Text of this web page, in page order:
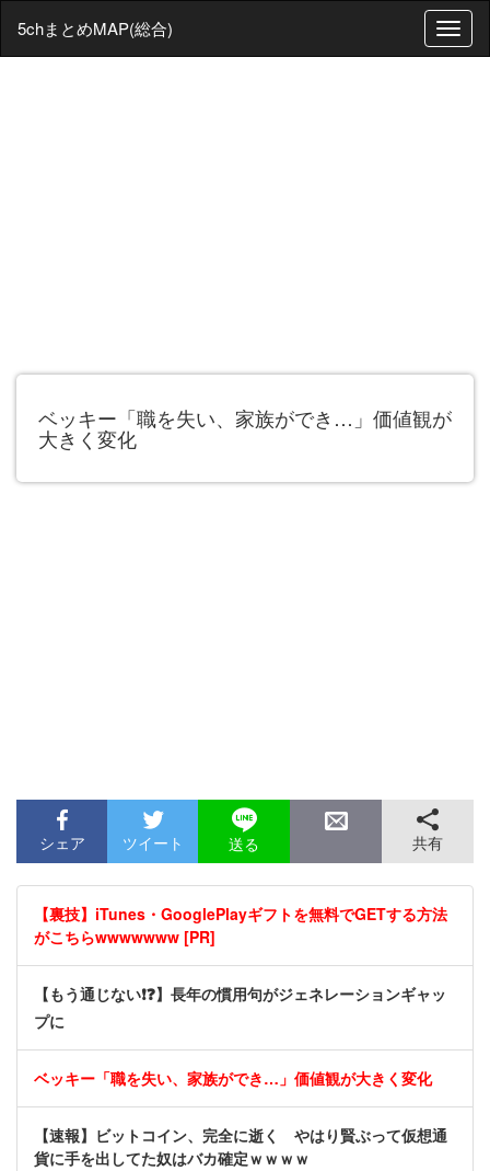
T
o
5chまとめMAP(総合)
ベッキー「職を失い、家族ができ…」価値観が
大きく変化
シェア ツイート 送る 共有
【裏技】iTunes・GooglePlayギフトを無料でGETする方法
がこちらwwwwwww [PR]
【もう通じない❗❓】長年の慣用句がジェネレーションギャッ
プに
ベッキー「職を失い、家族ができ…」価値観が大きく変化
【速報】ビットコイン、完全に逝く やはり賢ぶって仮想通
貨に手を出してた奴はバカ確定ｗｗｗｗ